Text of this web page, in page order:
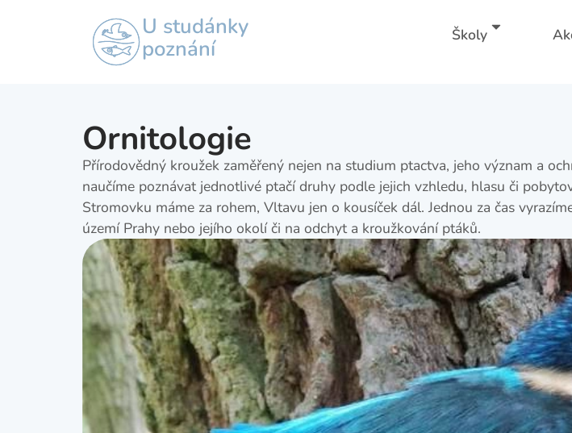
U studánky
poznání
Školy
Ornitologie
Přírodovědný kroužek zaměřený nejen na studium ptactva, jeho význam a
naučíme poznávat jednotlivé ptačí druhy podle jejich vzhledu, hlasu či
Stromovku máme za rohem, Vltavu jen o kousíček dál. Jednou za čas
území Prahy nebo jejího okolí či na odchyt a kroužkování ptáků.